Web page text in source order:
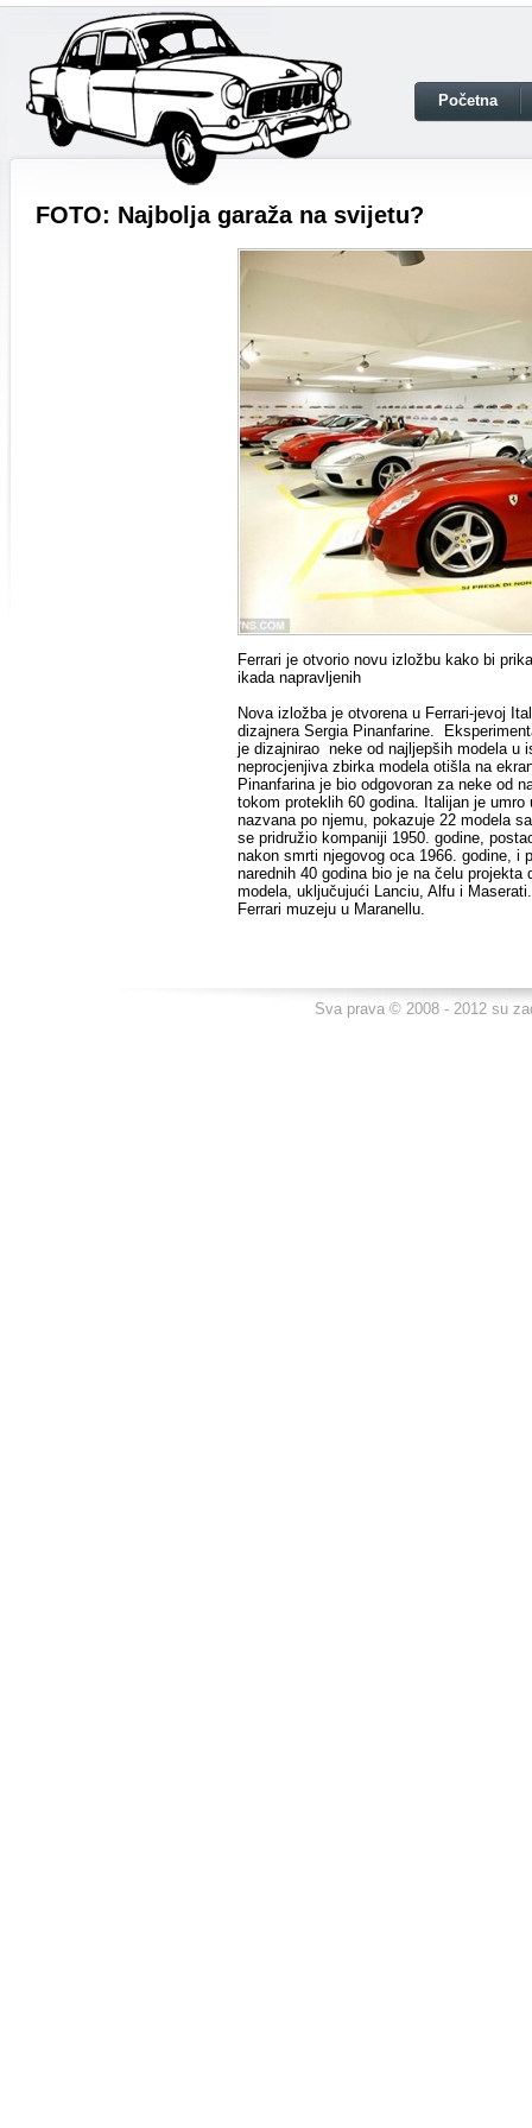
Početna
FOTO: Najbolja garaža na svijetu?
Ferrari je otvorio novu izložbu kako bi
ikada napravljenih
Nova izložba je otvorena u Ferrari-jevoj
dizajnera Sergia Pinanfarine.
je dizajnirao neke od najljepših modela u
neprocjenjiva zbirka modela otišla na
Pinanfarina je bio odgovoran za neke od
tokom proteklih 60 godina. Italijan je
nazvana po njemu, pokazuje 22 modela
se pridružio kompaniji 1950. godine,
nakon smrti njegovog oca 1966. godine, i
narednih 40 godina bio je na čelu
modela, uključujući Lanciu, Alfu i
Ferrari muzeju u Maranellu.
Sva prava © 2008 - 2012 su